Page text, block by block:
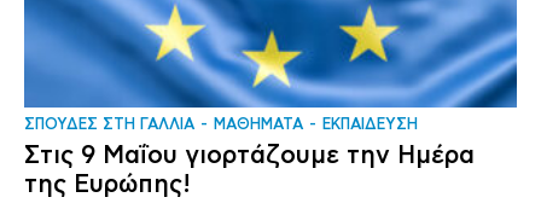
ΣΠΟΥΔΕΣ ΣΤΗ ΓΑΛΛΙΑ ΜΑΘΗΜΑΤΑ ΕΚΠΑΙΔΕΥΣΗ
Στις 9 Μαΐου γιορτάζουμε την Ημέρα
της Ευρώπης!